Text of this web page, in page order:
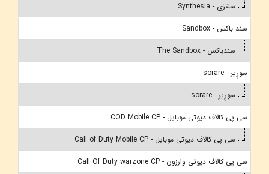
سنتزی - Synthesia
سند باکس - Sandbox
سندباکس - The Sandbox
سورِیر - sorare
سورِیر - sorare
سی پی کالاف دیوتی موبایل - COD Mobile CP
سی پی کالاف دیوتی موبایل - Call of Duty Mobile CP
سی پی کالاف دیوتی وارزون - Call Of Duty warzone CP